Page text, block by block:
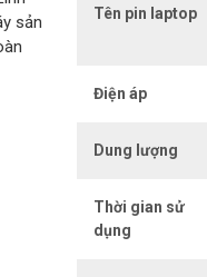
sản
Tên pin laptop
Điện áp
Dung lượng
Thời gian sử
dụng